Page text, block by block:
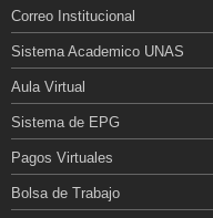
Correo Institucional
Sistema Academico UNAS
Aula Virtual
Sistema de EPG
Pagos Virtuales
Bolsa de Trabajo